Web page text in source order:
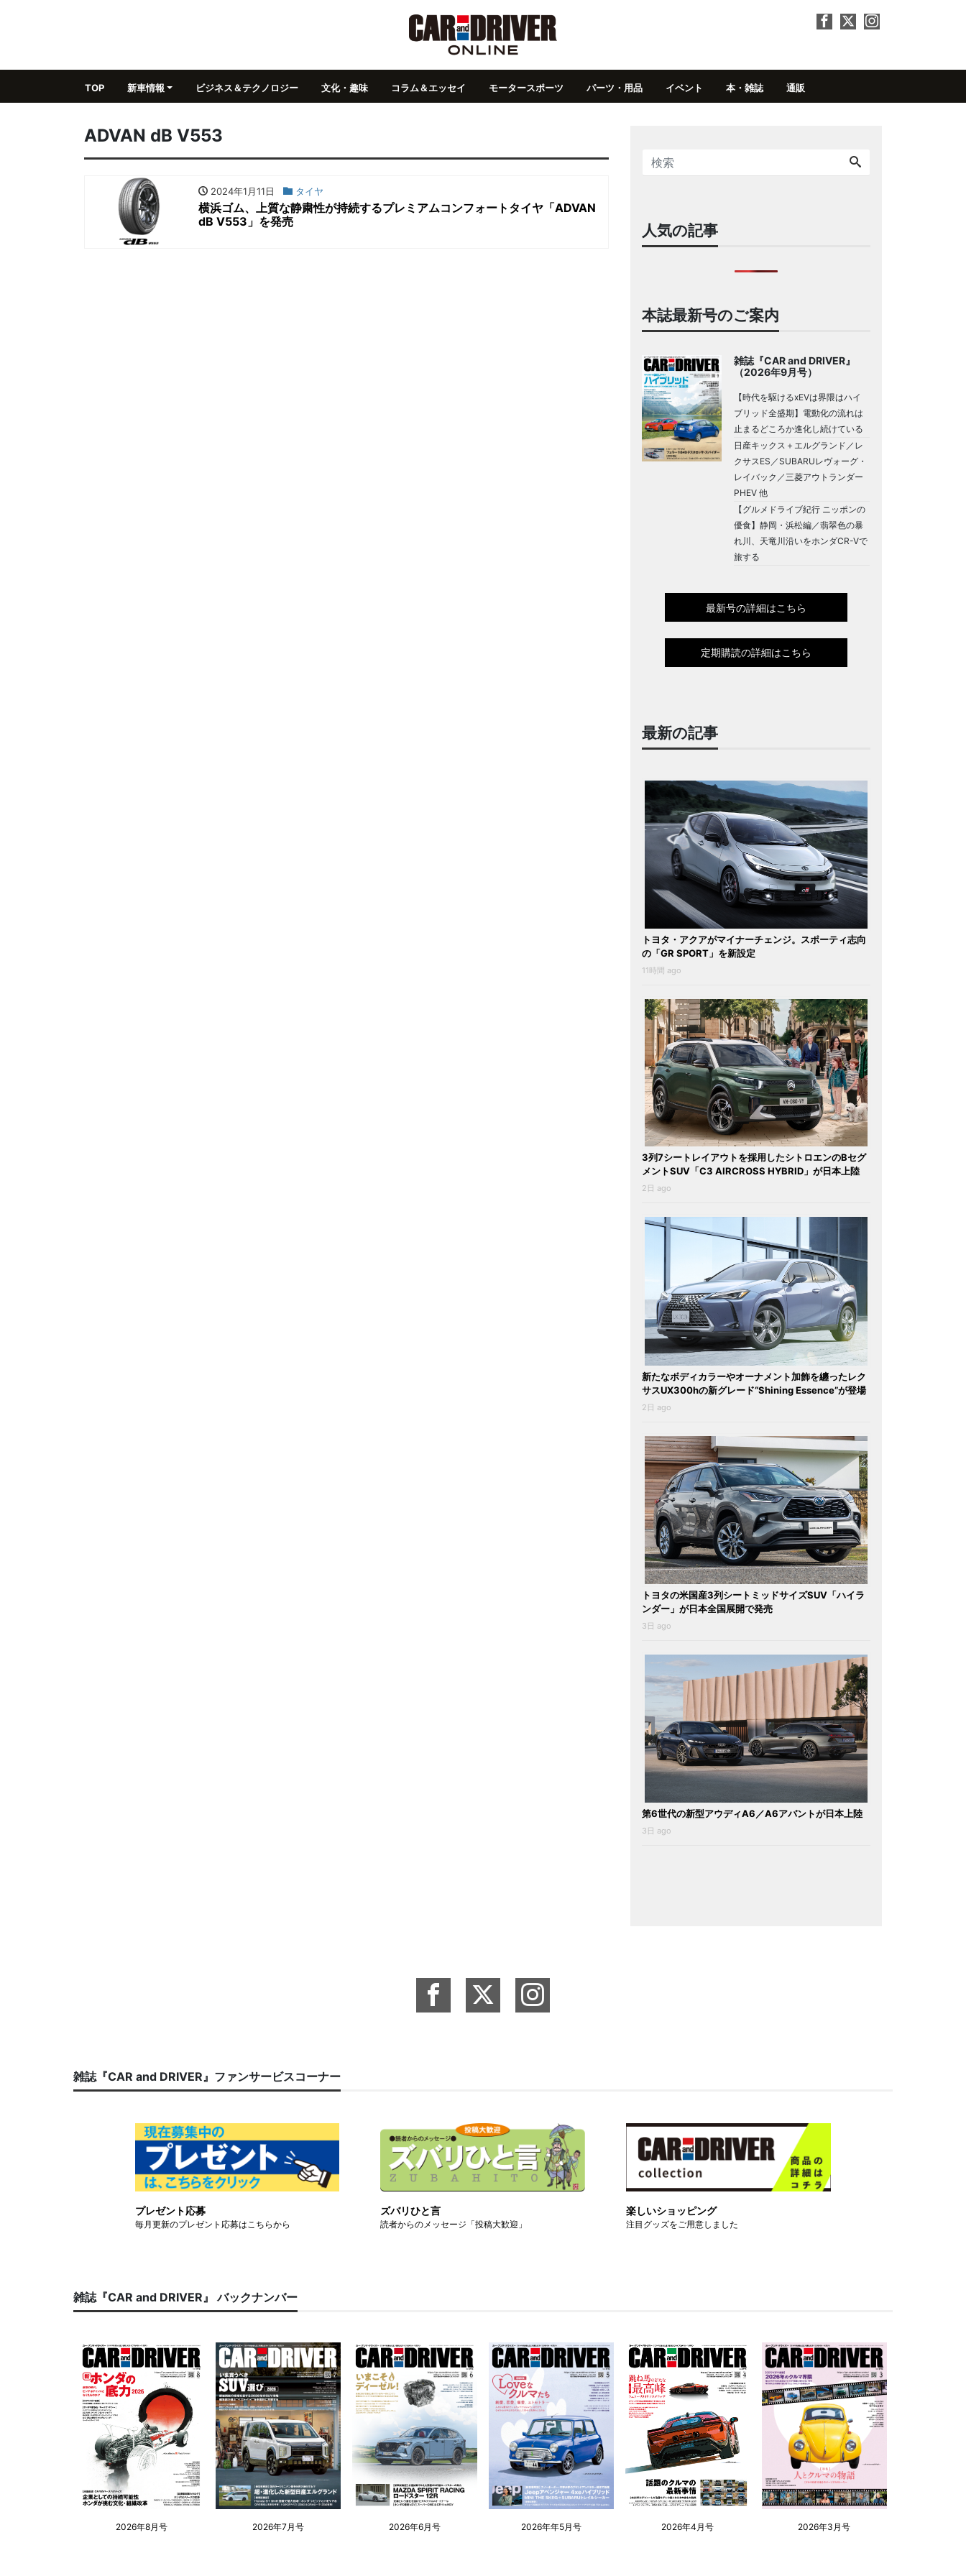
TOP 新車情報 ビジネス＆テクノロジー 文化・趣味 コラム＆エッセイ モータースポーツ パーツ・用品 イベント 本・雑誌 通販
ADVAN dB V553
2024年1月11日 タイヤ
横浜ゴム、上質な静粛性が持続するプレミアムコンフォートタイヤ「ADVAN
dB V553」を発売
人気の記事
本誌最新号のご案内
雑誌『CAR and DRIVER』
（2026年9月号）
【時代を駆けるxEVは界隈はハイ
ブリッド全盛期】電動化の流れは
止まるどころか進化し続けている
日産キックス＋エルグランド／レ
クサスES／SUBARUレヴォーグ・
レイバック／三菱アウトランダー
PHEV 他
【グルメドライブ紀行 ニッポンの
優食】静岡・浜松編／翡翠色の暴
れ川、天竜川沿いをホンダCR-Vで
旅する
最新号の詳細はこちら
定期購読の詳細はこちら
最新の記事
トヨタ・アクアがマイナーチェンジ。スポーティ志向
の「GR SPORT」を新設定
11時間 ago
3列7シートレイアウトを採用したシトロエンのBセグ
メントSUV「C3 AIRCROSS HYBRID」が日本上陸
2日 ago
新たなボディカラーやオーナメント加飾を纏ったレク
サスUX300hの新グレード“Shining Essence”が登場
2日 ago
トヨタの米国産3列シートミッドサイズSUV「ハイラ
ンダー」が日本全国展開で発売
3日 ago
第6世代の新型アウディA6／A6アバントが日本上陸
3日 ago
雑誌『CAR and DRIVER』ファンサービスコーナー
プレゼント応募
毎月更新のプレゼント応募はこちらから
ズバリひと言
読者からのメッセージ「投稿大歓迎」
楽しいショッピング
注目グッズをご用意しました
雑誌『CAR and DRIVER』 バックナンバー
2026年8月号 2026年7月号 2026年6月号 2026年年5月号 2026年4月号 2026年3月号